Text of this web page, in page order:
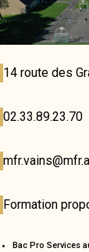
14 route des
02.33.89.23.70
Formation
Bac Pro Services